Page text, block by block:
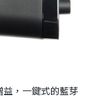
，一鍵式的藍芽